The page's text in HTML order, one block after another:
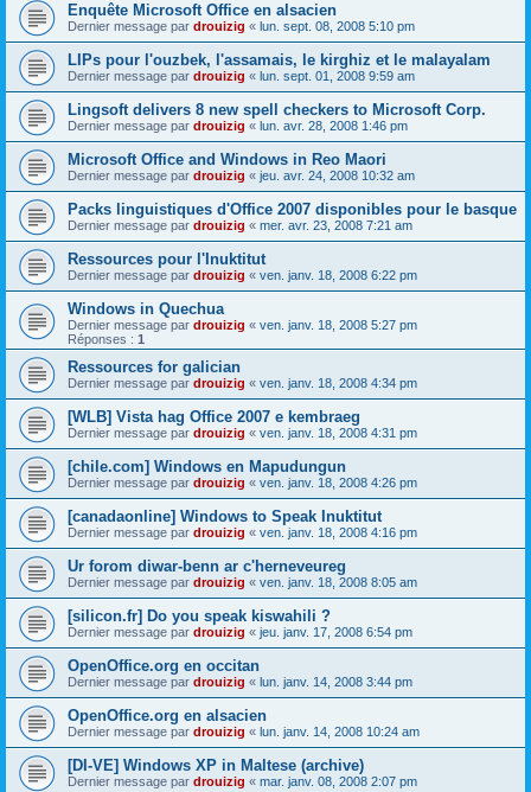
Enquête Microsoft Office en alsacien
Dernier message par drouizig « lun. sept. 08, 2008 5:10 pm
LIPs pour l'ouzbek, l'assamais, le kirghiz et le malayalam
Dernier message par drouizig « lun. sept. 01, 2008 9:59 am
Lingsoft delivers 8 new spell checkers to Microsoft Corp.
Dernier message par drouizig « lun. avr. 28, 2008 1:46 pm
Microsoft Office and Windows in Reo Maori
Dernier message par drouizig « jeu. avr. 24, 2008 10:32 am
Packs linguistiques d'Office 2007 disponibles pour le basque
Dernier message par drouizig « mer. avr. 23, 2008 7:21 am
Ressources pour l'Inuktitut
Dernier message par drouizig « ven. janv. 18, 2008 6:22 pm
Windows in Quechua
Dernier message par drouizig « ven. janv. 18, 2008 5:27 pm
Réponses : 1
Ressources for galician
Dernier message par drouizig « ven. janv. 18, 2008 4:34 pm
[WLB] Vista hag Office 2007 e kembraeg
Dernier message par drouizig « ven. janv. 18, 2008 4:31 pm
[chile.com] Windows en Mapudungun
Dernier message par drouizig « ven. janv. 18, 2008 4:26 pm
[canadaonline] Windows to Speak Inuktitut
Dernier message par drouizig « ven. janv. 18, 2008 4:16 pm
Ur forom diwar-benn ar c'herneveureg
Dernier message par drouizig « ven. janv. 18, 2008 8:05 am
[silicon.fr] Do you speak kiswahili ?
Dernier message par drouizig « jeu. janv. 17, 2008 6:54 pm
OpenOffice.org en occitan
Dernier message par drouizig « lun. janv. 14, 2008 3:44 pm
OpenOffice.org en alsacien
Dernier message par drouizig « lun. janv. 14, 2008 10:24 am
[DI-VE] Windows XP in Maltese (archive)
Dernier message par drouizig « mar. janv. 08, 2008 2:07 pm